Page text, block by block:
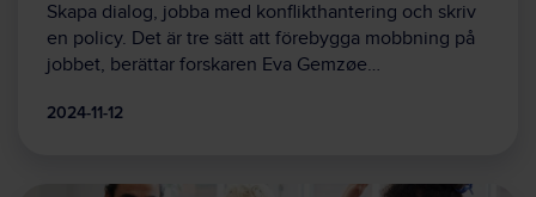
Skapa dialog, jobba med konflikthantering och skriv
en policy. Det är tre sätt att förebygga mobbning på
jobbet, berättar forskaren Eva Gemzøe…
2024-11-12